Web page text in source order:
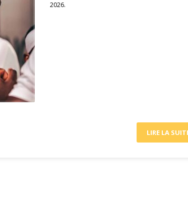
2026.
LIRE LA